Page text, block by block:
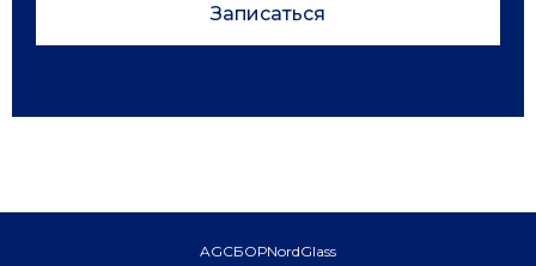
Записаться
AGCБОРNordGlass